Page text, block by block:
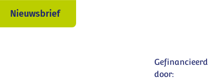
Nieuwsbrief
Gefinancieerd
door: